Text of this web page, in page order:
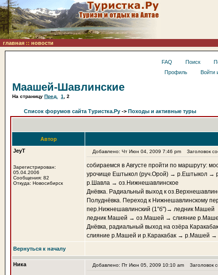
главная :: новости
FAQ Поиск
Профиль
Войти
Маашей-Шавлинские
На страницу Пред. 1 2
Список форумов сайта Туристка.Ру -> Походы и активные туры
Автор
JeyT
Зарегистрирован:
05.04.2006
Сообщения: 82
Откуда: Новосибирск
Добавлено: Чт Июн 04, 2009 7:46 pm Заголовок
собираемся в Августе пройти по маршруту:
урочище Ештыкол (руч.Орой) → р.Ештыкол →
р.Шавла → оз.Нижнешавлинское
Днёвка. Радиальный выход к
Полуднёвка. Переход к Нижнешавлинскому
пер.Нижнешавлинский (1"б")→ ледник Машей
ледник Машей → оз.Машей → слияние
Днёвка, радиальный выход на озёра Каракабак
слияние р.Машей и р.Каракабак → р.Машей →
Вернуться к началу
Ника Добавлено: Пт Июн 05, 2009 10:10 am Заголовок